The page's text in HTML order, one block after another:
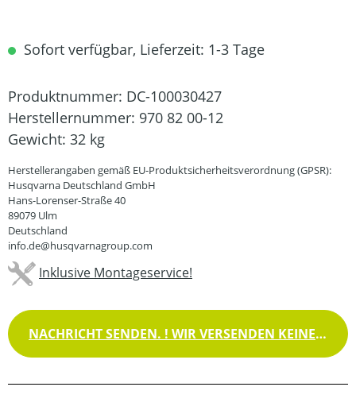
Sofort verfügbar, Lieferzeit: 1-3 Tage
Produktnummer: DC-100030427
Herstellernummer: 970 82 00-12
Gewicht: 32 kg
Herstellerangaben gemäß EU-Produktsicherheitsverordnung (GPSR):
Husqvarna Deutschland GmbH
Hans-Lorenser-Straße 40
89079 Ulm
Deutschland
info.de@husqvarnagroup.com
Inklusive Montageservice!
NACHRICHT SENDEN. ! WIR VERSENDEN KEINE WAREN !